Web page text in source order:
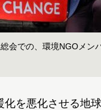
会での、環境NGOメン
を悪化させる地